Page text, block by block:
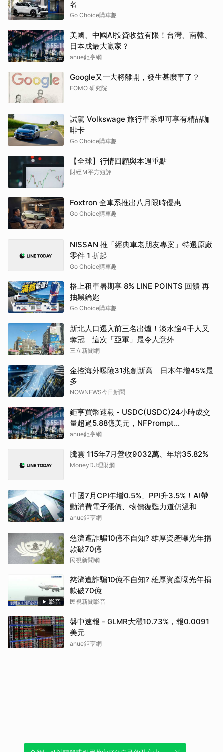
名
Go Choice購車趣
美國、中國AI投資收益有限！台灣、南韓、
日本成最大贏家？
anue鉅亨網
Google又一大將離開，發生甚麼事了？
FOMO 研究院
試駕 Volkswage 旅行車系即可享有精品咖
啡卡
Go Choice購車趣
【全球】行情回顧與本週重點
財經Ｍ平方短評
Foxtron 全車系推出八月限時優惠
Go Choice購車趣
NISSAN 推「經典車老朋友專案」特選原廠
零件 1 折起
Go Choice購車趣
格上租車暑期享 8% LINE POINTS 回饋 再
抽黑鑰匙
Go Choice購車趣
新北人口遷入前三名出爐！淡水逾4千人又
奪冠 這次「亞軍」最令人意外
三立新聞網
金控海外曝險31兆創新高 日本年增45%最
多
NOWNEWS今日新聞
鉅亨買幣速報 - USDC(USDC)24小時成交
量超過5.88億美元，NFPrompt
Token(NFP)24小時漲幅達66.2%
anue鉅亨網
騰雲 115年7月營收9032萬、年增35.82%
MoneyDJ理財網
中國7月CPI年增0.5%、PPI升3.5%！AI帶
動消費電子漲價、物價復甦力道仍溫和
anue鉅亨網
慈濟遭詐騙10億不自知? 雄厚資產曝光年捐
款破70億
民視新聞網
影音
慈濟遭詐騙10億不自知? 雄厚資產曝光年捐
款破70億
民視新聞影音
盤中速報 - GLMR大漲10.73%，報0.0091
美元
anue鉅亨網